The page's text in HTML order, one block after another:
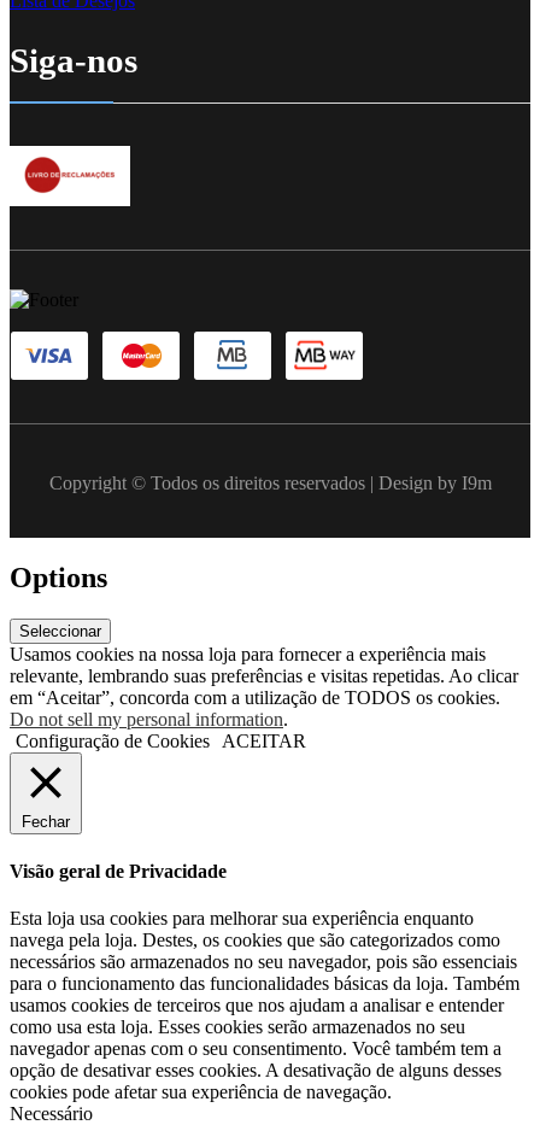
Siga-nos
Copyright © Todos os direitos reservados | Design by I9m
Options
Seleccionar
Usamos cookies na nossa loja para fornecer a experiência mais
relevante, lembrando suas preferências e visitas repetidas. Ao clicar
em “Aceitar”, concorda com a utilização de TODOS os cookies.
Do not sell my personal information.
Configuração de Cookies
ACEITAR
Fechar
Visão geral de Privacidade
Esta loja usa cookies para melhorar sua experiência enquanto
navega pela loja. Destes, os cookies que são categorizados como
necessários são armazenados no seu navegador, pois são essenciais
para o funcionamento das funcionalidades básicas da loja. Também
usamos cookies de terceiros que nos ajudam a analisar e entender
como usa esta loja. Esses cookies serão armazenados no seu
navegador apenas com o seu consentimento. Você também tem a
opção de desativar esses cookies. A desativação de alguns desses
cookies pode afetar sua experiência de navegação.
Necessário